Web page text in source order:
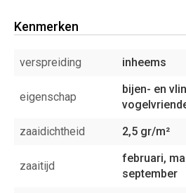
Kenmerken
verspreiding inheems
eigenschap
bijen- en
zaaidichtheid
2,5 gr/m²
zaaitijd
februari,
september